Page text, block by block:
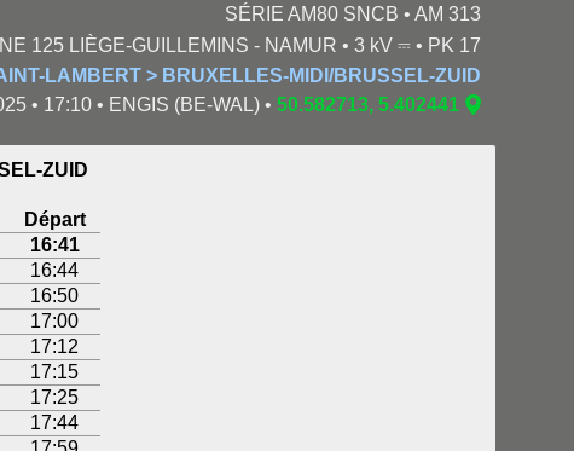
SÉRIE AM80 SNCB • AM 313
125 LIÈGE-GUILLEMINS - NAMUR • 3 kV ⎓ • PK 17
LAMBERT > BRUXELLES-MIDI/BRUSSEL-ZUID
• 17:10 • ENGIS (BE-WAL) • 50.582713, 5.402441
ZUID
Départ
16:41
16:44
16:50
17:00
17:12
17:15
17:25
17:44